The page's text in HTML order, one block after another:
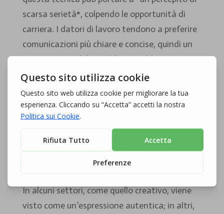
scarsa serietà*, colpendo le opportunità di
carriera. I datori di lavoro tendono a preferire
comunicazioni più chiare e concise, quindi un
uso eccessivo del vocal fry potrebbe
ostacolare la tua capacità di *esprimerti
efficacemente* in colloqui o presentazioni.
Come le professioni stanno
rispondendo alla diffusione della
vocal fry
Le professioni si stanno adattando alla
diffusione del vocal fry con approcci variabili.
In alcuni settori, come quello creativo, viene
visto come un’espressione autentica; in altri,